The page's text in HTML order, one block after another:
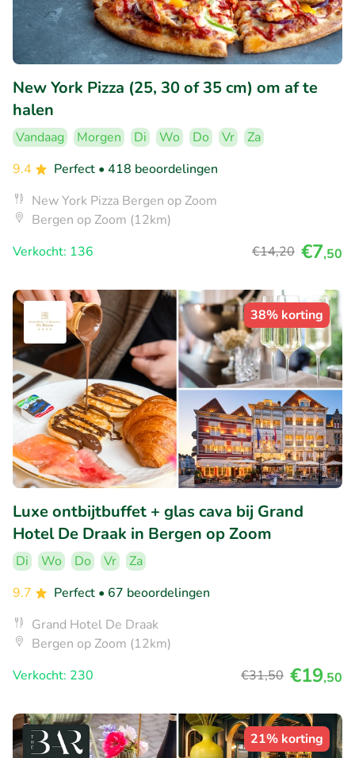
New York Pizza (25, 30 of 35 cm) om af te
halen
Vandaag Morgen Di Wo Do Vr
Za
9.4
Perfect • 418 beoordelingen
New York Pizza Bergen op Zoom
Bergen op Zoom (12km)
Verkocht: 136
€14,20 €7,50
38% korting
Luxe ontbijtbuffet + glas cava bij Grand
Hotel De Draak in Bergen op Zoom
Di Wo Do Vr
Za
9.7
Perfect • 67 beoordelingen
Grand Hotel De Draak
Bergen op Zoom (12km)
Verkocht: 230
€31,50 €19,50
21% korting